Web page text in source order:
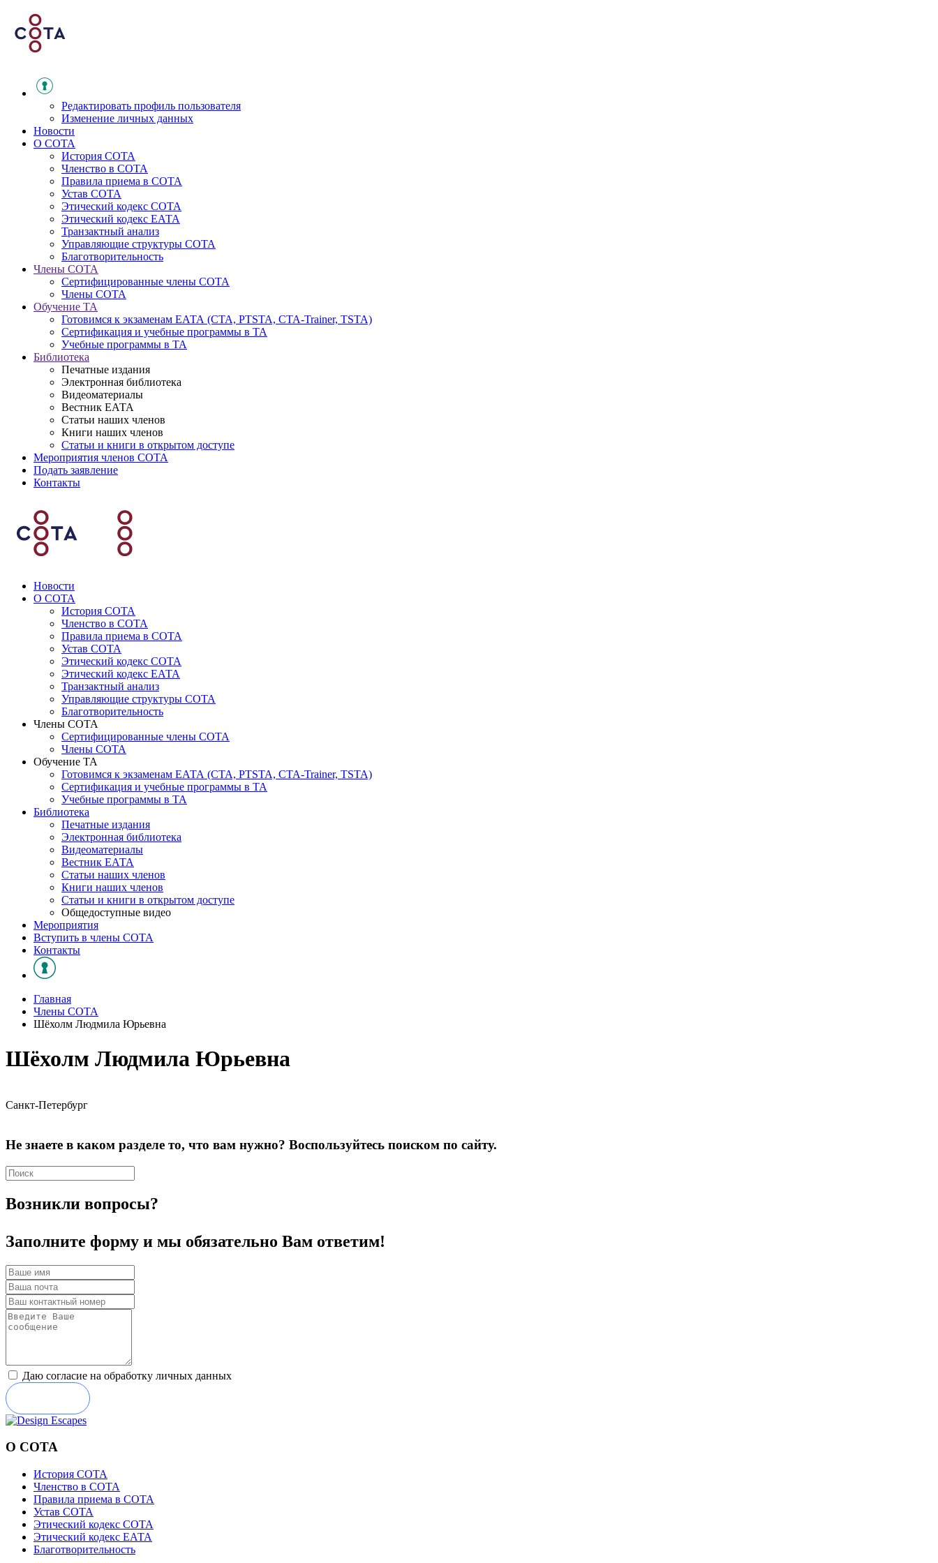
Редактировать профиль пользователя
Изменение личных данных
Новости
О СОТА
История СОТА
Членство в СОТА
Правила приема в СОТА
Устав СОТА
Этический кодекс СОТА
Этический кодекс ЕАТА
Транзактный анализ
Управляющие структуры СОТА
Благотворительность
Члены СОТА
Сертифицированные члены СОТА
Члены СОТА
Обучение ТА
Готовимся к экзаменам ЕАТА (СТА, PTSTA, СТА-Trainer, TSTA)
Сертификация и учебные программы в ТА
Учебные программы в ТА
Библиотека
Печатные издания
Электронная библиотека
Видеоматериалы
Вестник ЕАТА
Статьи наших членов
Книги наших членов
Статьи и книги в открытом доступе
Мероприятия членов СОТА
Подать заявление
Контакты
Новости
О СОТА
История СОТА
Членство в СОТА
Правила приема в СОТА
Устав СОТА
Этический кодекс СОТА
Этический кодекс ЕАТА
Транзактный анализ
Управляющие структуры СОТА
Благотворительность
Члены СОТА
Сертифицированные члены СОТА
Члены СОТА
Обучение ТА
Готовимся к экзаменам ЕАТА (СТА, PTSTA, СТА-Trainer, TSTA)
Сертификация и учебные программы в ТА
Учебные программы в ТА
Библиотека
Печатные издания
Электронная библиотека
Видеоматериалы
Вестник ЕАТА
Статьи наших членов
Книги наших членов
Статьи и книги в открытом доступе
Общедоступные видео
Мероприятия
Вступить в члены СОТА
Контакты
Главная
Члены СОТА
Шёхолм Людмила Юрьевна
Шёхолм Людмила Юрьевна
Санкт-Петербург
Не знаете в каком разделе то, что вам нужно? Воспользуйтесь поиском по сайту.
Возникли вопросы?
Заполните форму и мы обязательно Вам ответим!
Даю согласие на обработку личных данных
О СОТА
История СОТА
Членство в СОТА
Правила приема в СОТА
Устав СОТА
Этический кодекс СОТА
Этический кодекс ЕАТА
Благотворительность